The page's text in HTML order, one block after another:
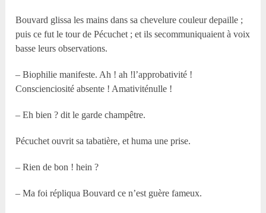
Bouvard glissa les mains dans sa chevelure couleur depaille ;
puis ce fut le tour de Pécuchet ; et ils secommuniquaient à voix
basse leurs observations.
– Biophilie manifeste. Ah ! ah !l’approbativité !
Conscienciosité absente ! Amativiténulle !
– Eh bien ? dit le garde champêtre.
Pécuchet ouvrit sa tabatière, et huma une prise.
– Rien de bon ! hein ?
– Ma foi répliqua Bouvard ce n’est guère fameux.